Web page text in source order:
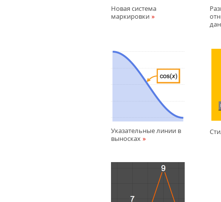
Новая система
маркировки
Указательные линии в
выносках